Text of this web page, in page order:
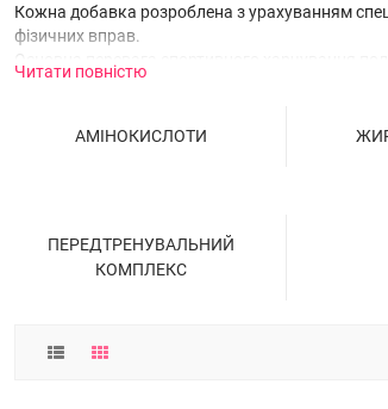
Кожна добавка розроблена з урахуванням
фізичних вправ.
Основна перевага спортивного харчування
легко і швидко забезпечувати організм всім
регулярною фізичною активністю.
Читати повністю
АМІНОКИСЛОТИ
ПЕРЕДТРЕНУВАЛЬНИЙ
КОМПЛЕКС